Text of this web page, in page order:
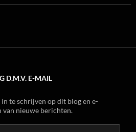
D.M.V. E-MAIL
te schrijven op dit blog en e-
van nieuwe berichten.